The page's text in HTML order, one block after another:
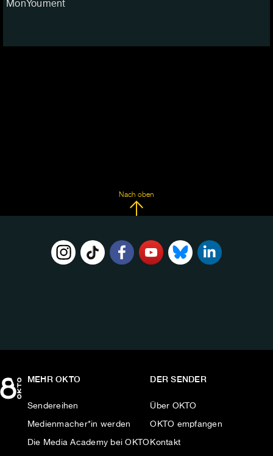
MonYoument
Nach oben
MEHR OKTO
Sendereihen
Medienmacher*in werden
Die Media Academy bei OKTO
DER SENDER
Über OKTO
OKTO empfangen
Kontakt